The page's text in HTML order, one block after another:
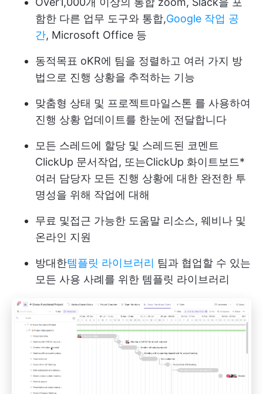
함한 다른 업무 도구와 통합,Google 작업 공
간, Microsoft Office 등
동적목표 oKR에 팀을 정렬하고 여러 가지 방
법으로 진행 상황을 추적하는 기능
맞춤형 상태 및 프로젝트마일스톤 를 사용하여
진행 상황 업데이트를 한눈에 전달합니다
모든 스레드에 할당 및 스레드된 코멘트
ClickUp 문서작업, 또는ClickUp 화이트보드*
여러 담당자 모든 진행 상황에 대한 완전한 투
명성을 위해 작업에 대해
무료 및접근 가능한 도움말 리소스, 웨비나 및
온라인 지원
방대한템플릿 라이브러리 팀과 협업할 수 있는
모든 사용 사례를 위한 템플릿 라이브러리